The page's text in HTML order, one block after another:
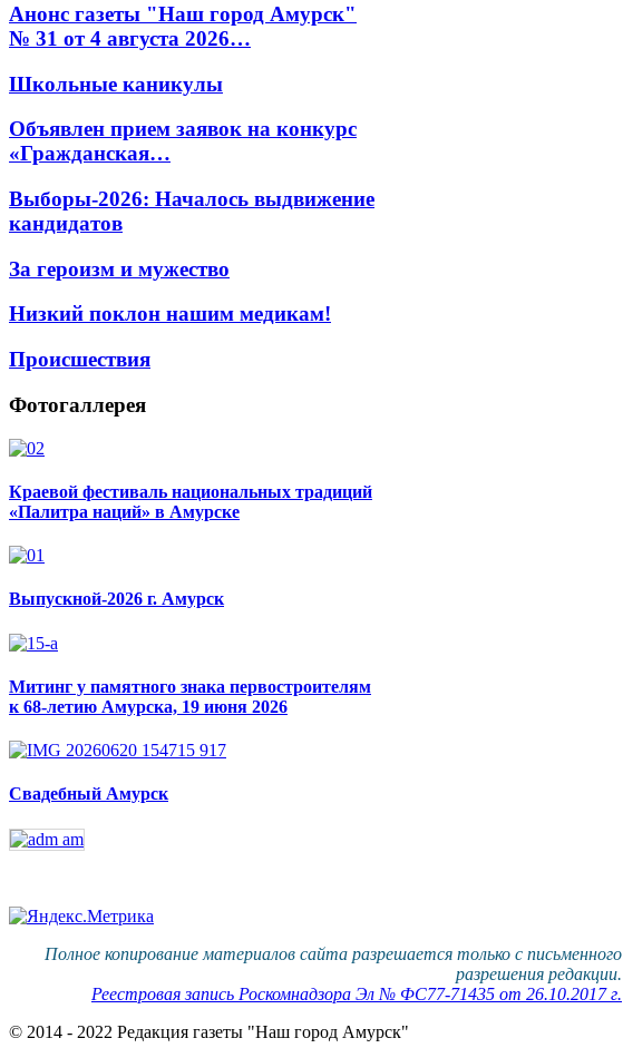
Анонс газеты "Наш город Амурск"
№ 31 от 4 августа 2026…
Школьные каникулы
Объявлен прием заявок на конкурс
«Гражданская…
Выборы-2026: Началось выдвижение
кандидатов
За героизм и мужество
Низкий поклон нашим медикам!
Происшествия
Фотогаллерея
Краевой фестиваль национальных традиций
«Палитра наций» в Амурске
Выпускной-2026 г. Амурск
Митинг у памятного знака первостроителям
к 68-летию Амурска, 19 июня 2026
Свадебный Амурск
Полное копирование материалов сайта разрешается только с письменного
разрешения редакции.
Реестровая запись Роскомнадзора Эл № ФС77-71435 от 26.10.2017 г.
© 2014 - 2022 Редакция газеты "Наш город Амурск"